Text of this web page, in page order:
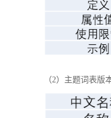
（2）主题词表版